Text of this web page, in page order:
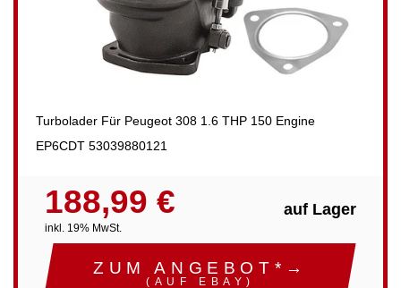
Turbolader Für Peugeot 308 1.6 THP 150 Engine
EP6CDT 53039880121
188,99 €
inkl. 19% MwSt.
auf Lager
ZUM ANGEBOT*→
(AUF EBAY)